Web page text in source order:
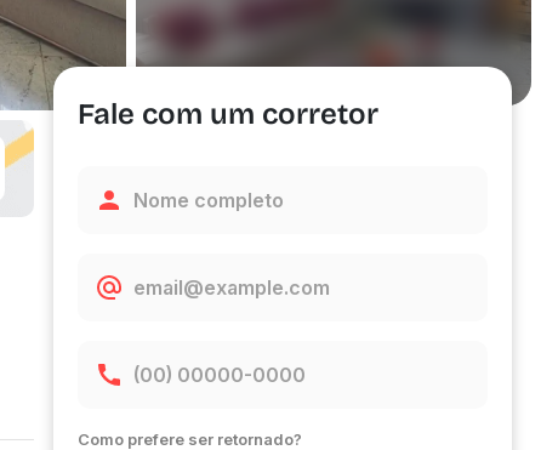
Fale com um corretor
Como prefere ser retornado?